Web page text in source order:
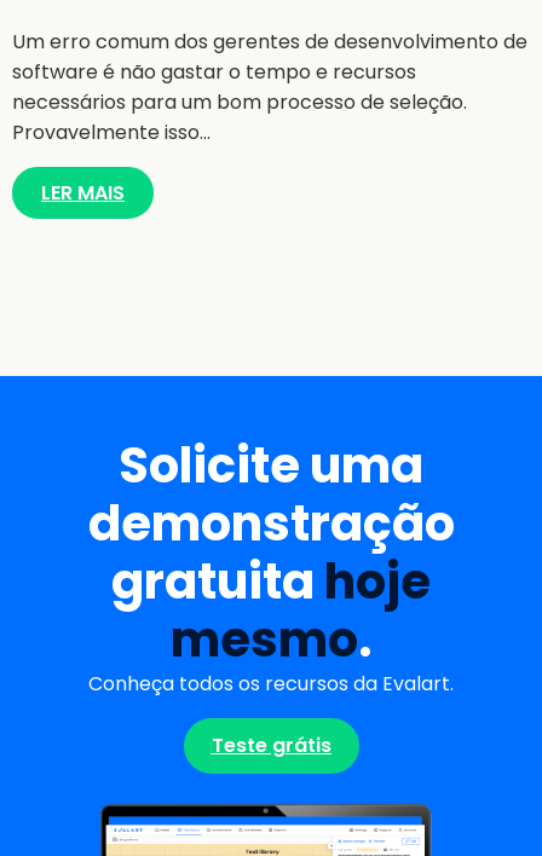
Um erro comum dos gerentes de desenvolvimento de
software é não gastar o tempo e recursos
necessários para um bom processo de seleção.
Provavelmente isso…
LER MAIS
Solicite uma
demonstração
gratuita hoje
mesmo.
Conheça todos os recursos da Evalart.
Teste grátis